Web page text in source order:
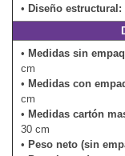
• Diseño estructural:
• Medidas sin
cm
• Medidas con
cm
• Medidas cartón
30 cm
• Peso neto (sin